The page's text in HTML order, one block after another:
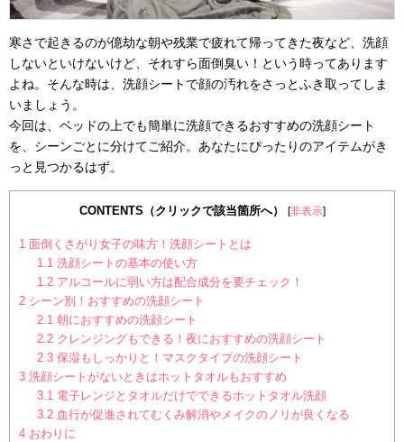
寒さで起きるのが億劫な朝や残業で疲れて帰ってきた夜など、洗顔
しないといけないけど、それすら面倒臭い！という時ってあります
よね。そんな時は、洗顔シートで顔の汚れをさっとふき取ってしま
いましょう。
今回は、ベッドの上でも簡単に洗顔できるおすすめの洗顔シート
を、シーンごとに分けてご紹介。あなたにぴったりのアイテムがき
っと見つかるはず。
CONTENTS（クリックで該当箇所へ） [非表示]
1 面倒くさがり女子の味方！洗顔シートとは
1.1 洗顔シートの基本の使い方
1.2アルコールに弱い方は配合成分を要チェック！
2 シーン別！おすすめの洗顔シート
2.1 朝におすすめの洗顔シート
2.2クレンジングもできる！夜におすすめの洗顔シート
2.3保湿もしっかりと！マスクタイプの洗顔シート
3 洗顔シートがないときはホットタオルもおすすめ
3.1 電子レンジとタオルだけでできるホットタオル洗顔
3.2血行が促進されてむくみ解消やメイクのノリが良くなる
4 おわりに